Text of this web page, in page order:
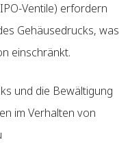
Ventile) erfordern
Gehäusedrucks, was
einschränkt.
und die Bewältigung
im Verhalten von